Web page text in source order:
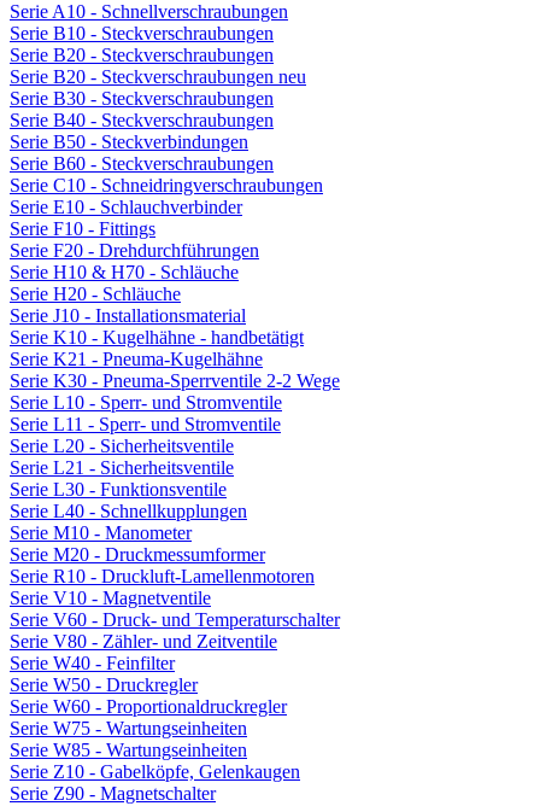
Serie A10 - Schnellverschraubungen
Serie B10 - Steckverschraubungen
Serie B20 - Steckverschraubungen
Serie B20 - Steckverschraubungen neu
Serie B30 - Steckverschraubungen
Serie B40 - Steckverschraubungen
Serie B50 - Steckverbindungen
Serie B60 - Steckverschraubungen
Serie C10 - Schneidringverschraubungen
Serie E10 - Schlauchverbinder
Serie F10 - Fittings
Serie F20 - Drehdurchführungen
Serie H10 & H70 - Schläuche
Serie H20 - Schläuche
Serie J10 - Installationsmaterial
Serie K10 - Kugelhähne - handbetätigt
Serie K21 - Pneuma-Kugelhähne
Serie K30 - Pneuma-Sperrventile 2-2 Wege
Serie L10 - Sperr- und Stromventile
Serie L11 - Sperr- und Stromventile
Serie L20 - Sicherheitsventile
Serie L21 - Sicherheitsventile
Serie L30 - Funktionsventile
Serie L40 - Schnellkupplungen
Serie M10 - Manometer
Serie M20 - Druckmessumformer
Serie R10 - Druckluft-Lamellenmotoren
Serie V10 - Magnetventile
Serie V60 - Druck- und Temperaturschalter
Serie V80 - Zähler- und Zeitventile
Serie W40 - Feinfilter
Serie W50 - Druckregler
Serie W60 - Proportionaldruckregler
Serie W75 - Wartungseinheiten
Serie W85 - Wartungseinheiten
Serie Z10 - Gabelköpfe, Gelenkaugen
Serie Z90 - Magnetschalter